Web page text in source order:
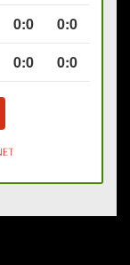
0:0
0:0
0:0 0:0